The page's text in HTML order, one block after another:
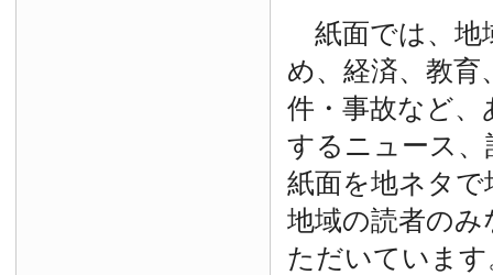
紙面では、地
め、経済、教育
件・事故など
するニュース
紙面を地ネタ
地域の読者の
ただいています